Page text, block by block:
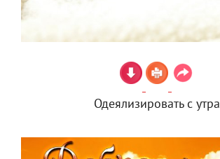
Одеялизировать с утра